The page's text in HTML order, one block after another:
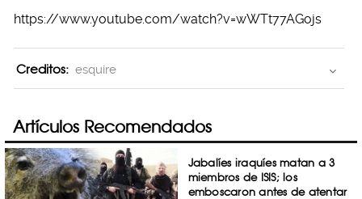
https://www.youtube.com/watch?v=wWTt77AGojs
Creditos: esquire
Artículos Recomendados
Jabalíes iraquíes matan a 3
miembros de ISIS; los
emboscaron antes de atentar